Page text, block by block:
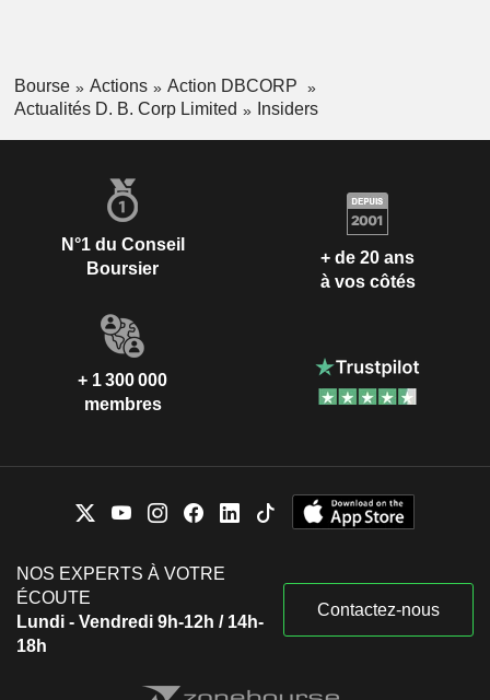
Bourse Actions
Action DBCORP
Actualités D. B. Corp Limited
Insiders
N°1 du Conseil
Boursier
+ de 20 ans
à vos côtés
+ 1 300 000
membres
NOS EXPERTS À VOTRE
ÉCOUTE
Lundi - Vendredi 9h-12h / 14h-
18h
Contactez-nous